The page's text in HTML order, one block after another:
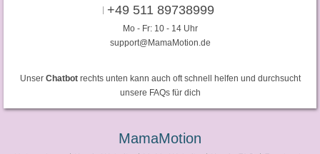
+49 511 89738999
Mo - Fr: 10 - 14 Uhr
support@MamaMotion.de
Unser Chatbotrechts unten kann auch oft schnell helfen und durchsucht
unsere FAQs für dich
MamaMotion